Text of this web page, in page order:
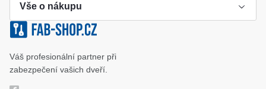
Výroba klíče
Klíčové systémy
Katalog
Vše o nákupu
Cookies a podmínky používání
Ochrana osobních údajů
Váš profesionální partner při
zabezpečení vašich dveří.